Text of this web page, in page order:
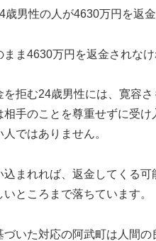
歳男性の人が4630万円を返
まま4630万円を返金されな
を拒む24歳男性には、寛容
相手のことを尊重せずに受け
ではありません。
込まれれば、返金してくる可
いところまで落ちています。
づいた対応の阿武町は人間の